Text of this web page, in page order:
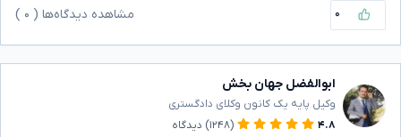
۰ مشاهده دیدگاه‌ها ( ۰
ابوالفضل جهان بخش
وکیل پایه یک کانون وکلای دادگستری
۴.۸
(۱۲۴۸) دیدگاه